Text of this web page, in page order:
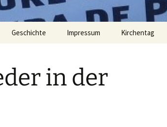
Geschichte Impressum Kirchentag
in der